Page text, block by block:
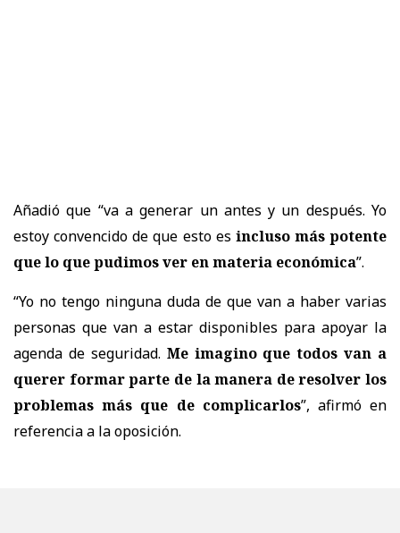
Añadió que “va a generar un antes y un después. Yo
estoy convencido de que esto es incluso más potente
que lo que pudimos ver en materia económica”.
“Yo no tengo ninguna duda de que van a haber varias
personas que van a estar disponibles para apoyar la
agenda de seguridad. Me imagino que todos van a
querer formar parte de la manera de resolver los
problemas más que de complicarlos”, afirmó en
referencia a la oposición.